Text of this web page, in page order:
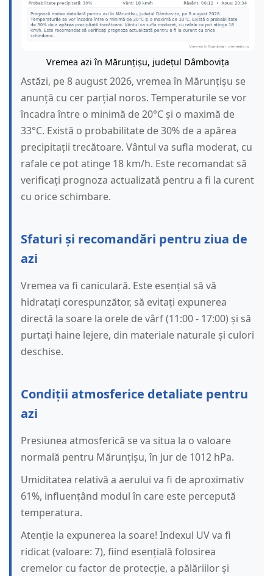
Vremea azi în Mărunțișu, județul Dâmbovița
Astăzi, pe 8 august 2026, vremea în Mărunțișu se
anunță cu cer parțial noros. Temperaturile se vor
încadra între o minimă de 20°C și o maximă de
33°C. Există o probabilitate de 30% de a apărea
precipitații trecătoare. Vântul va sufla moderat, cu
rafale ce pot atinge 18 km/h. Este recomandat să
verificați prognoza actualizată pentru a fi la curent
cu orice schimbare.
Sfaturi și recomandări pentru ziua de
azi
Vremea va fi caniculară. Este esențial să vă
hidratați corespunzător, să evitați expunerea
directă la soare la orele de vârf (11:00 - 17:00) și să
purtați haine lejere, din materiale naturale și culori
deschise.
Condiții atmosferice detaliate pentru
azi
Presiunea atmosferică se va situa la o valoare
normală pentru Mărunțișu, în jur de 1012 hPa.
Umiditatea relativă a aerului va fi de aproximativ
61%, influențând modul în care este percepută
temperatura.
Atenție la expunerea la soare! Indexul UV va fi
ridicat (valoare: 7), fiind esențială folosirea
cremelor cu factor de protecție, a pălăriilor și